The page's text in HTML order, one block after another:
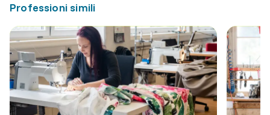
Professioni simili